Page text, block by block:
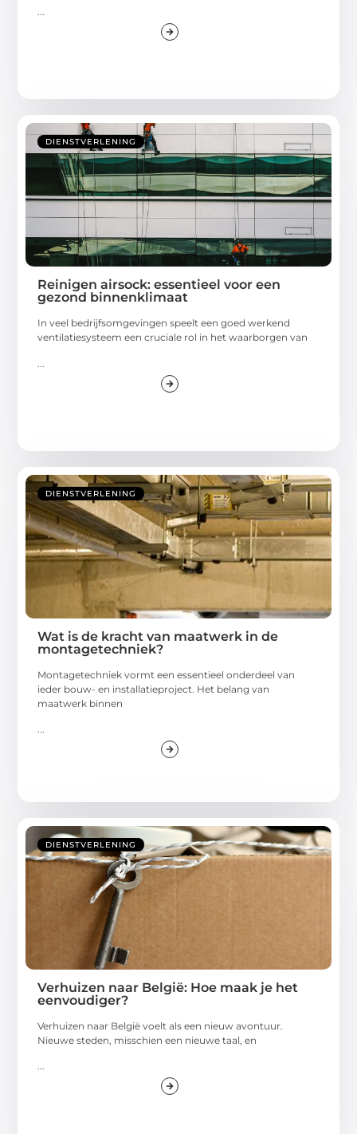
...
DIENSTVERLENING
Reinigen airsock: essentieel voor een
gezond binnenklimaat
In veel bedrijfsomgevingen speelt een goed werkend
ventilatiesysteem een cruciale rol in het waarborgen van
DIENSTVERLENING
Wat is de kracht van maatwerk in de
montagetechniek?
Montagetechniek vormt een essentieel onderdeel van
ieder bouw- en installatieproject. Het belang van
maatwerk binnen
DIENSTVERLENING
Verhuizen naar België: Hoe maak je het
eenvoudiger?
Verhuizen naar België voelt als een nieuw avontuur.
Nieuwe steden, misschien een nieuwe taal, en
...